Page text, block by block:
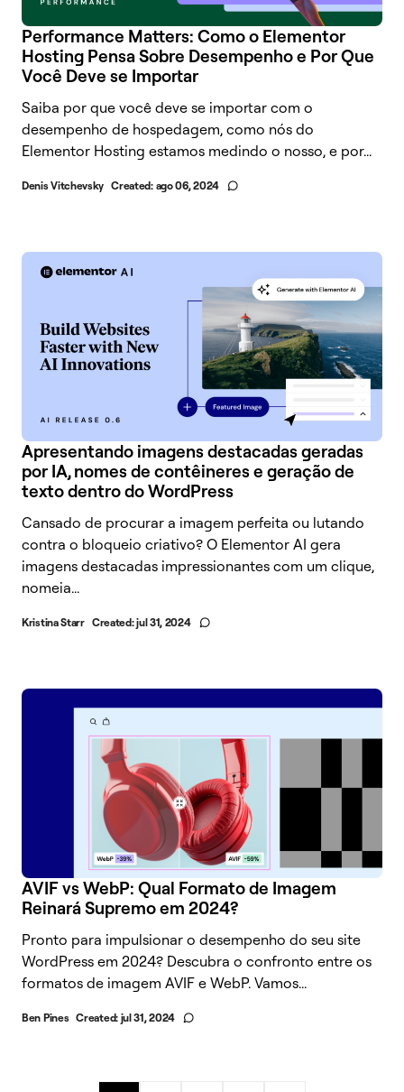
Performance Matters: Como o Elementor
Hosting Pensa Sobre Desempenho e Por Que
Você Deve se Importar
Saiba por que você deve se importar com o
desempenho de hospedagem, como nós do
Elementor Hosting estamos medindo o nosso, e por...
Denis Vitchevsky Created: ago 06, 2024
Apresentando imagens destacadas geradas
por IA, nomes de contêineres e geração de
texto dentro do WordPress
Cansado de procurar a imagem perfeita ou lutando
contra o bloqueio criativo? O Elementor AI gera
imagens destacadas impressionantes com um clique,
nomeia...
Kristina Starr Created:jul 31, 2024
AVIF vs WebP: Qual Formato de Imagem
Reinará Supremo em 2024?
Pronto para impulsionar o desempenho do seu site
WordPress em 2024? Descubra o confronto entre os
formatos de imagem AVIF e WebP. Vamos...
Ben Pines Created: jul 31, 2024